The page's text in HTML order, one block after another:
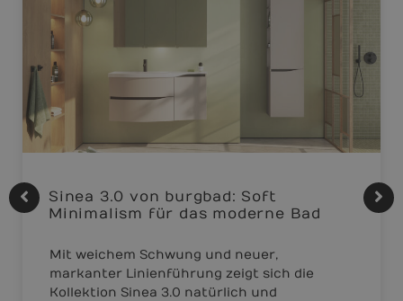
Sinea 3.0 von burgbad: Soft
Minimalism für das moderne Bad
Mit weichem Schwung und neuer,
markanter Linienführung zeigt sich die
Kollektion Sinea 3.0 natürlich und